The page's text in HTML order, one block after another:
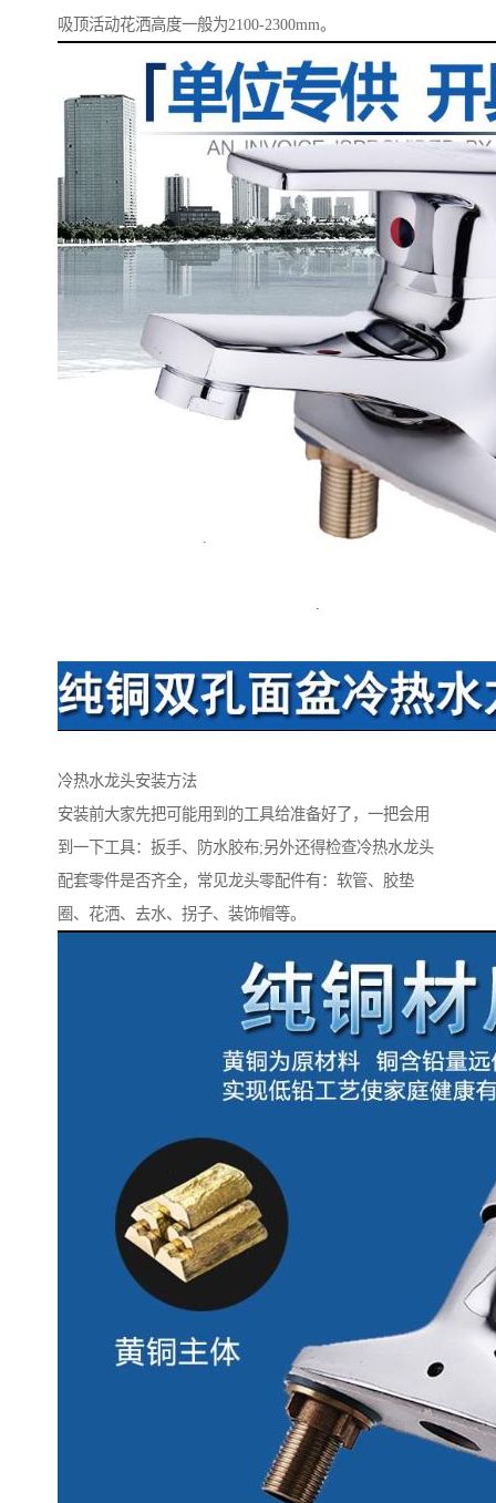
吸顶活动花洒高度一般为2100-2300mm。
冷热水龙头安装方法
安装前大家先把可能用到的工具给准备好了，一把会用
到一下工具：扳手、防水胶布;另外还得检查冷热水龙头
配套零件是否齐全，常见龙头零配件有：软管、胶垫
圈、花洒、去水、拐子、装饰帽等。